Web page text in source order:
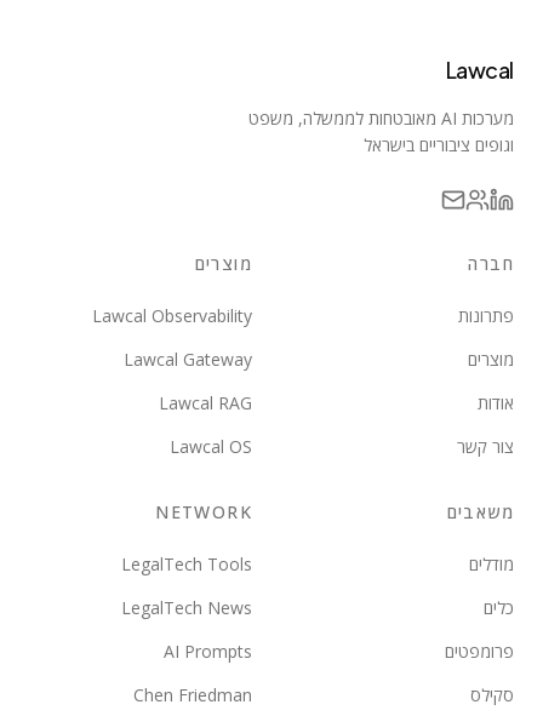
Lawcal
מערכות AI מאובטחות לממשלה, משפט
וגופים ציבוריים בישראל
חברה
פתרונות
מוצרים
אודות
צור קשר
מוצרים
Lawcal Observability
Lawcal Gateway
Lawcal RAG
Lawcal OS
משאבים
מודלים
כלים
פרומפטים
סקילס
NETWORK
LegalTech Tools
LegalTech News
AI Prompts
Chen Friedman